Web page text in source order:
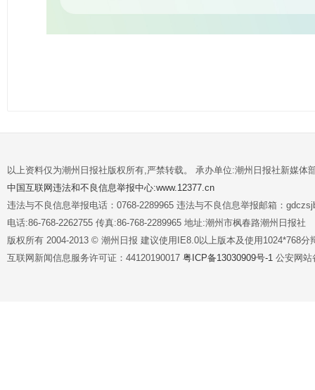
以上资料仅为潮州日报社版权所有,严禁转载。 承办单位:潮州日报社新媒体
中国互联网违法和不良信息举报中心:www.12377.cn
违法与不良信息举报电话：0768-2289965 违法与不良信息举报邮箱：
电话:86-768-2262755 传真:86-768-2289965 地址:潮州市枫春路潮州日报社
版权所有 2004-2013 © 潮州日报 建议使用IE8.0以上版本及使用1024*768分
互联网新闻信息服务许可证：44120190017 粤ICP备13030909号-1 公安网站